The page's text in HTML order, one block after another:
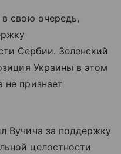
свою очередь,
Сербии. Зеленский
Украины в этом
не признает
Вучича за поддержку
целостности